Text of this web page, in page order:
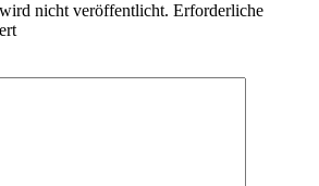
nicht veröffentlicht. Erforderliche